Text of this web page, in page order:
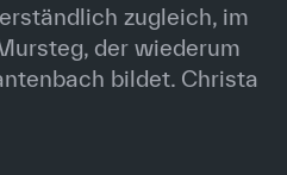
zugleich, im
der wiederum
bildet. Christa